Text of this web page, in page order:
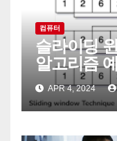
컴퓨터
슬라이딩
알고리즘
APR 4, 2024